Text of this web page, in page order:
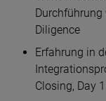
Diligence
Erfahrung in
Closing, Day